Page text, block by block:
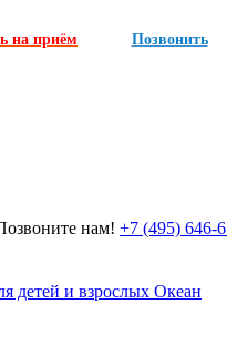
на приём Позвонить
нам! +7 (495) 646-